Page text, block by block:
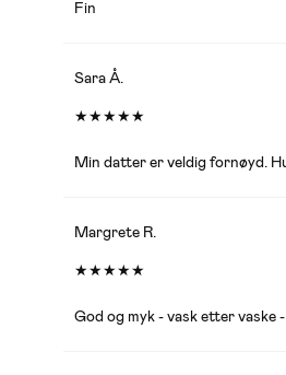
Fin
Sara Å.
★★★★★
Min datter er veldig fornøyd.
Margrete R.
★★★★★
God og myk - vask etter vaske